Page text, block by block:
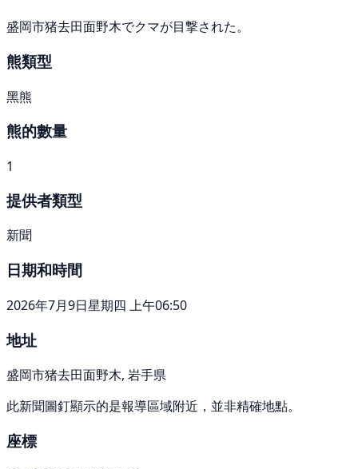
盛岡市猪去田面野木でクマが目撃された。
熊類型
黑熊
熊的數量
1
提供者類型
新聞
日期和時間
2026年7月9日星期四 上午06:50
地址
盛岡市猪去田面野木, 岩手県
此新聞圖釘顯示的是報導區域附近，並非精確地點。
座標